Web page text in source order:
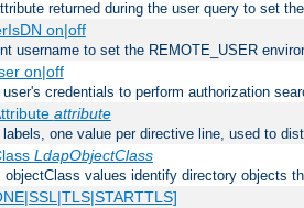
returned during the user query to set
on|off
username to set the REMOTE_USER
on|off
credentials to perform authorization
attribute
one value per directive line, used to
LdapObjectClass
values identify directory objects